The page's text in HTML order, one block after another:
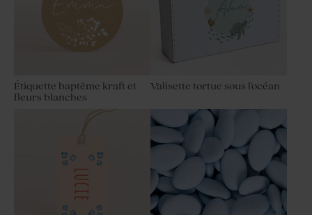
Etiquette baptême dorure et
Étiquette baptême kraft et
fleurs blanches
Valisette tortue sous l'océan